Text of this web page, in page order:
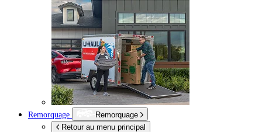
Remorquage
Remorquage
Retour au menu principal